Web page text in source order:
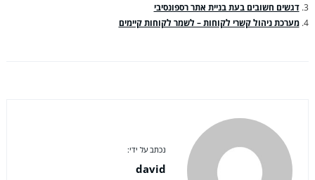
דגשים חשובים בעת בניית אתר רספונסיבי
מערכת ניהול קשרי לקוחות – לשמר לקוחות קיימים
נכתב על ידי:
david